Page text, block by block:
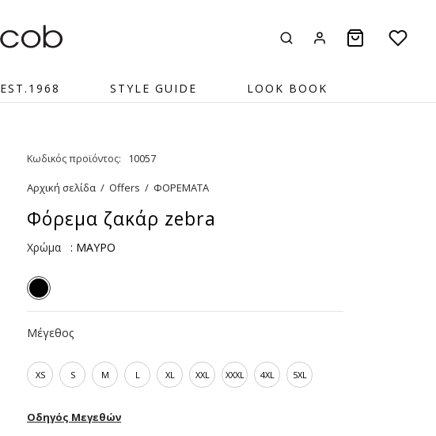
EST.1968 STYLE GUIDE LOOK BOOK
Κωδικός προϊόντος: 10057
Αρχική σελίδα / Offers / ΦΟΡΕΜΑΤΑ
Φόρεμα ζακάρ zebra
Χρώμα : ΜΑΥΡΟ
Μέγεθος
XS S M L XL XXL XXXL 4XL 5XL
Οδηγός Μεγεθών